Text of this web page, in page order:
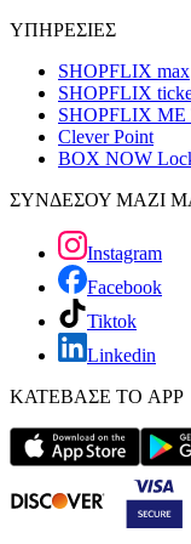
ΥΠΗΡΕΣΙΕΣ
SHOPFLIX max
SHOPFLIX
SHOPFLIX
Clever Point
BOX NOW
ΣΥΝΔΕΣΟΥ ΜΑΖΙ
Instagram
Facebook
Tiktok
Linkedin
ΚΑΤΕΒΑΣΕ ΤΟ APP